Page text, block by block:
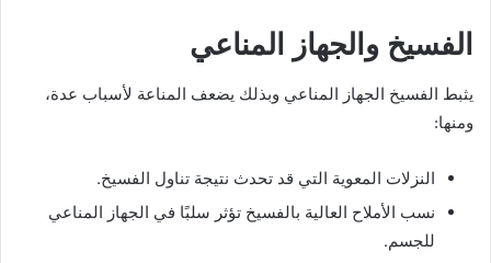
الفسيخ والجهاز المناعي
يثبط الفسيخ الجهاز المناعي وبذلك يضعف المناعة لأسباب عدة،
ومنها:
النزلات المعوية التي قد تحدث نتيجة تناول الفسيخ.
نسب الأملاح العالية بالفسيخ تؤثر سلبًا في الجهاز المناعي
للجسم.